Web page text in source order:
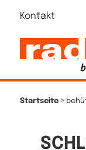
Kontakt
Startseite>